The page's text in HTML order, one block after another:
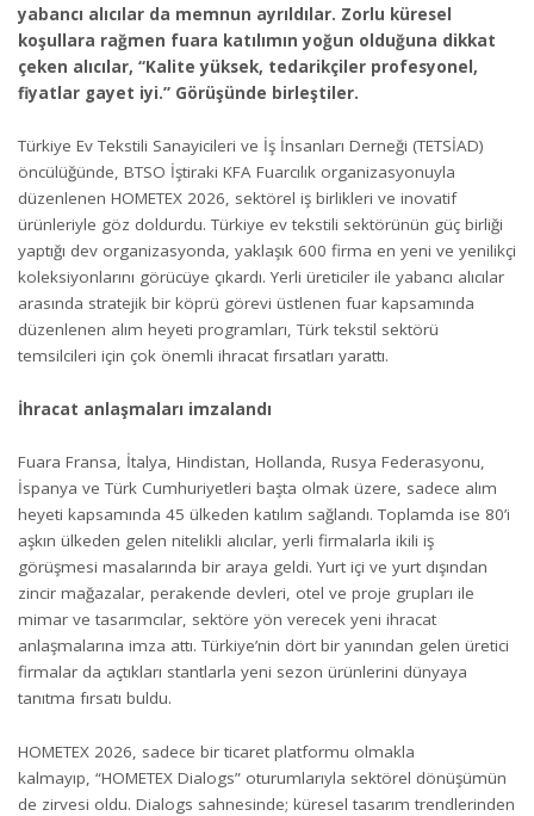
yabancı alıcılar da memnun ayrıldılar. Zorlu küresel
koşullara rağmen fuara katılımın yoğun olduğuna dikkat
çeken alıcılar, “Kalite yüksek, tedarikçiler profesyonel,
fiyatlar gayet iyi.” Görüşünde birleştiler.
Türkiye Ev Tekstili Sanayicileri ve İş İnsanları Derneği (TETSİAD)
öncülüğünde, BTSO İştiraki KFA Fuarcılık organizasyonuyla
düzenlenen HOMETEX 2026, sektörel iş birlikleri ve inovatif
ürünleriyle göz doldurdu. Türkiye ev tekstili sektörünün güç birliği
yaptığı dev organizasyonda, yaklaşık 600 firma en yeni ve yenilikçi
koleksiyonlarını görücüye çıkardı. Yerli üreticiler ile yabancı alıcılar
arasında stratejik bir köprü görevi üstlenen fuar kapsamında
düzenlenen alım heyeti programları, Türk tekstil sektörü
temsilcileri için çok önemli ihracat fırsatları yarattı.
İhracat anlaşmaları imzalandı
Fuara Fransa, İtalya, Hindistan, Hollanda, Rusya Federasyonu,
İspanya ve Türk Cumhuriyetleri başta olmak üzere, sadece alım
heyeti kapsamında 45 ülkeden katılım sağlandı. Toplamda ise 80’i
aşkın ülkeden gelen nitelikli alıcılar, yerli firmalarla ikili iş
görüşmesi masalarında bir araya geldi. Yurt içi ve yurt dışından
zincir mağazalar, perakende devleri, otel ve proje grupları ile
mimar ve tasarımcılar, sektöre yön verecek yeni ihracat
anlaşmalarına imza attı. Türkiye’nin dört bir yanından gelen üretici
firmalar da açtıkları stantlarla yeni sezon ürünlerini dünyaya
tanıtma fırsatı buldu.
HOMETEX 2026, sadece bir ticaret platformu olmakla
kalmayıp, “HOMETEX Dialogs” oturumlarıyla sektörel dönüşümün
de zirvesi oldu. Dialogs sahnesinde; küresel tasarım trendlerinden